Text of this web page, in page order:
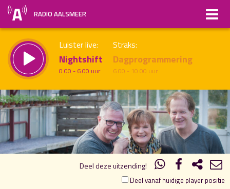
RADIO AALSMEER
Luister live:
Nightshift
0.00 - 6.00 uur
Straks:
Dagprogrammering
6.00 - 10.00 uur
19.00 20.00
Vorig uur uur 1 van 1 Volgend uur
Inklappen
Deel deze uitzending!
Deel vanaf huidige player positie